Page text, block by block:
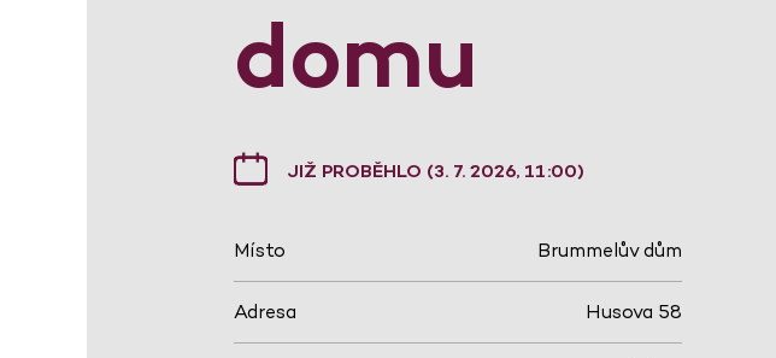
domu
JIŽ PROBĚHLO (3. 7. 2026, 11:00)
Místo Brummelův dům
Adresa Husova 58